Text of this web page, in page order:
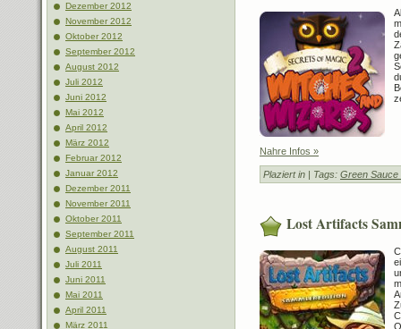
Dezember 2012
November 2012
Oktober 2012
September 2012
August 2012
Juli 2012
Juni 2012
Mai 2012
April 2012
März 2012
Februar 2012
Januar 2012
Dezember 2011
November 2011
Oktober 2011
September 2011
August 2011
Juli 2011
Juni 2011
Mai 2011
April 2011
März 2011
Nahre Infos »
Plaziert in | Tags: Green Sauce
Lost Artifacts